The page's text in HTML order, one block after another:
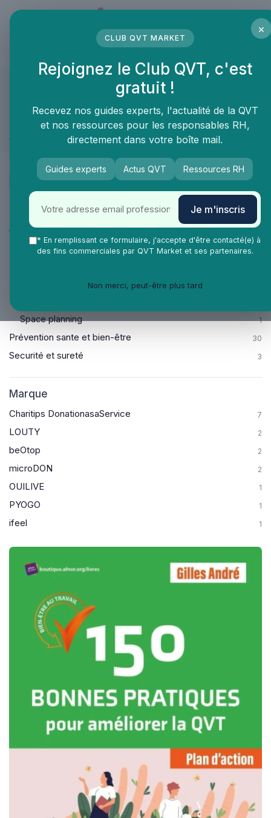
Marketplace
Management & RH
Catégories
Aménagement des espaces de travail 47
Management & RH
Space planning 1
Prévention sante et bien-être 30
Securité et sureté 3
Marque
Charitips DonationasaService 7
LOUTY 2
beOtop 2
microDON 2
OUILIVE 1
PYOGO 1
ifeel 1
×
CLUB QVT MARKET
Rejoignez le Club QVT, c'est
gratuit !
Recevez nos guides experts, l'actualité de la QVT
et nos ressources pour les responsables RH,
directement dans votre boîte mail.
Guides experts Actus QVT Ressources RH
Je m'inscris
* En remplissant ce formulaire, j'accepte d'être contacté(e) à
des fins commerciales par QVT Market et ses partenaires.
Non merci, peut-être plus tard
Panneau de gestion des cookies